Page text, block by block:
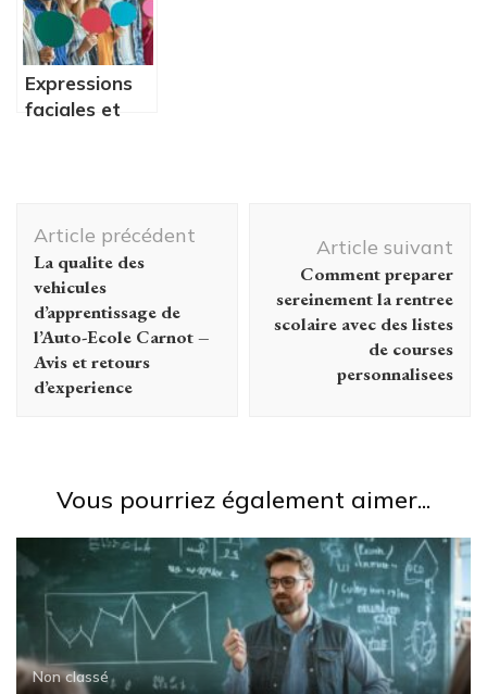
Expressions
faciales et
emotions
d'article
Article précédent
La qualite des
vehicules
d’apprentissage de
l’Auto-Ecole Carnot –
Avis et retours
d’experience
Article suivant
Comment preparer
sereinement la rentree
scolaire avec des listes
de courses
personnalisees
Vous pourriez également aimer...
Non classé